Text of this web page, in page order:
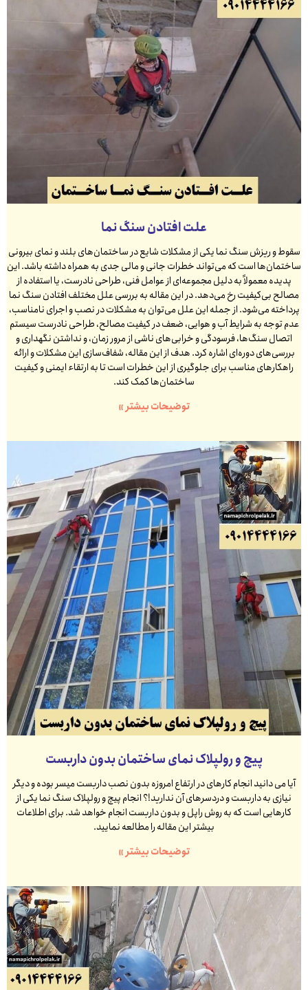
علت افتادن سنگ نما
سقوط و ریزش سنگ نما یکی از مشکلات شایع در ساختمان‌های بلند و نمای بیرونی
ساختمان‌ها است که می‌تواند خطرات جانی و مالی جدی به همراه داشته باشد. این
پدیده معمولاً به دلیل مجموعه‌ای از عوامل فنی، طراحی نادرست، یا استفاده از
مصالح بی‌کیفیت رخ می‌دهد. در این مقاله به بررسی علل مختلف افتادن سنگ نما
پرداخته می‌شود. از جمله این علل می‌توان به مشکلات در نصب و اجرای نامناسب،
عدم توجه به شرایط آب و هوایی، ضعف در کیفیت مصالح، طراحی نادرست سیستم
اتصال سنگ‌ها، فرسودگی و خرابی‌های ناشی از مرور زمان، و نداشتن نگهداری و
بررسی‌های دوره‌ای اشاره کرد. هدف از این مقاله، شفاف‌سازی این مشکلات و ارائه
راهکارهای مناسب برای جلوگیری از این خطرات است تا به ارتقاء ایمنی و کیفیت
ساختمان‌ها کمک کند.
توضیحات بیشتر »
پیچ و رولپلاک نمای ساختمان بدون داربست
آیا می دانید انجام کارهای در ارتفاع امروزه بدون نصب داربست میسر بوده و دیگر
نیازی به داربست و دردسرهای آن ندارید!؟ انجام پیچ و رولپلاک سنگ نما یکی از
کارهایی است که به روش راپل و بدون داربست انجام خواهد شد. برای اطلاعات
بیشتر این مقاله را مطالعه نمایید.
توضیحات بیشتر »